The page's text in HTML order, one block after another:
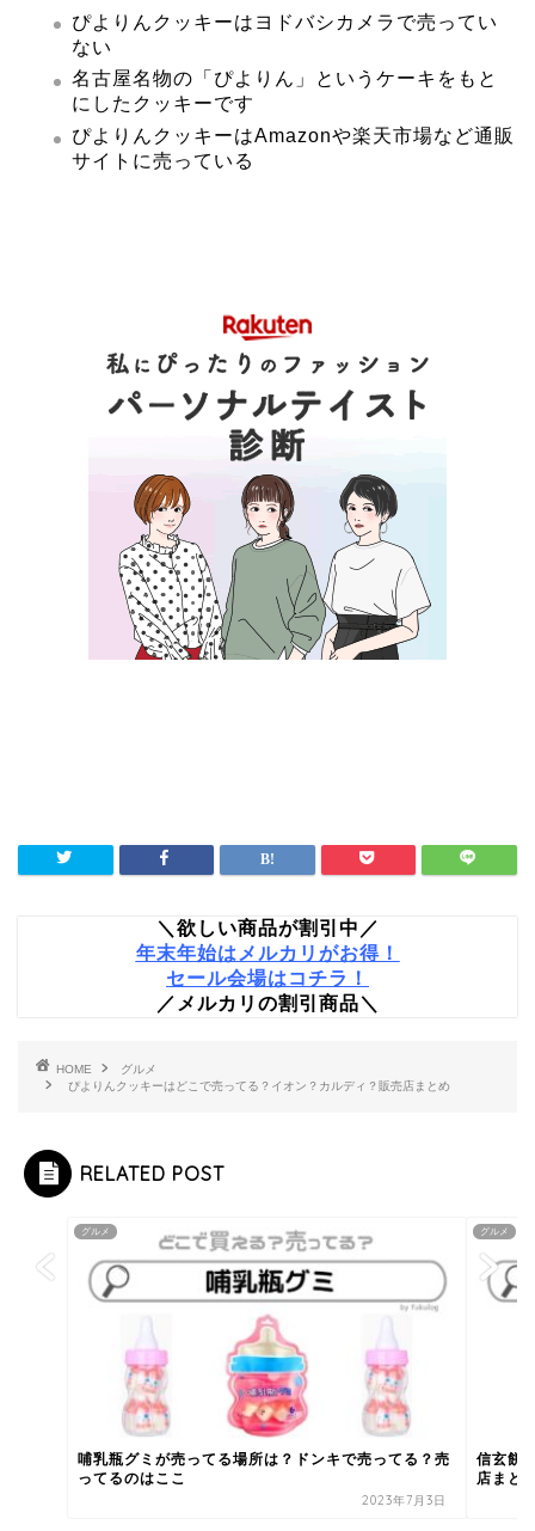
ぴよりんクッキーはヨドバシカメラで売ってい
ない
名古屋名物の「ぴよりん」というケーキをもと
にしたクッキーです
ぴよりんクッキーはAmazonや楽天市場など通販
サイトに売っている
＼欲しい商品が割引中／
年末年始はメルカリがお得！
セール会場はコチラ！
／メルカリの割引商品＼
HOME
グルメ
ぴよりんクッキーはどこで売ってる？イオン？カルディ？販売店まとめ
RELATED POST
グルメ
哺乳瓶グミが売ってる場所は？ドンキで売ってる？売
ってるのはここ
2023年7月3日
グルメ
信玄餅
店まと